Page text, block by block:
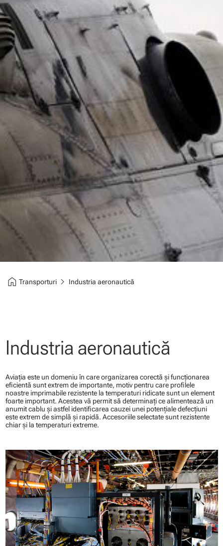
home Transporturichevron_right Industria aeronautică
Industria aeronautică
Aviaţia este un domeniu în care organizarea corectă şi funcţionarea
eficientă sunt extrem de importante, motiv pentru care profilele
noastre imprimabile rezistente la temperaturi ridicate sunt un element
foarte important. Acestea vă permit să determinaţi ce alimentează un
anumit cablu şi astfel identificarea cauzei unei potenţiale defecţiuni
este extrem de simplă şi rapidă. Accesoriile selectate sunt rezistente
chiar şi la temperaturi extreme.